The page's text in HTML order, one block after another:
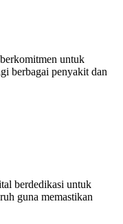
untuk
berbagai penyakit dan
berdedikasi untuk
guna memastikan